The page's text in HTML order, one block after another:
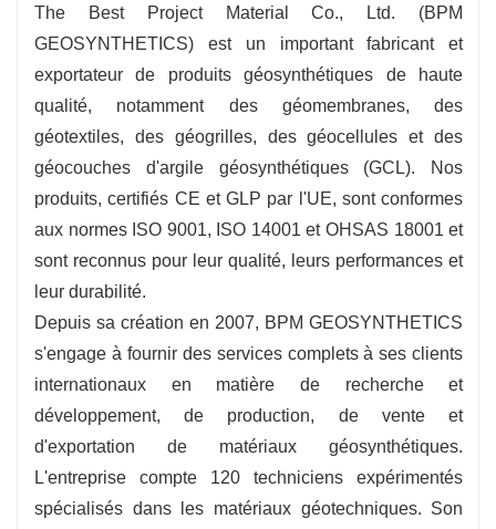
The Best Project Material Co., Ltd. (BPM
GEOSYNTHETICS) est un important fabricant et
exportateur de produits géosynthétiques de haute
qualité, notamment des géomembranes, des
géotextiles, des géogrilles, des géocellules et des
géocouches d'argile géosynthétiques (GCL). Nos
produits, certifiés CE et GLP par l'UE, sont conformes
aux normes ISO 9001, ISO 14001 et OHSAS 18001 et
sont reconnus pour leur qualité, leurs performances et
leur durabilité.
Depuis sa création en 2007, BPM GEOSYNTHETICS
s'engage à fournir des services complets à ses clients
internationaux en matière de recherche et
développement, de production, de vente et
d'exportation de matériaux géosynthétiques.
L'entreprise compte 120 techniciens expérimentés
spécialisés dans les matériaux géotechniques. Son